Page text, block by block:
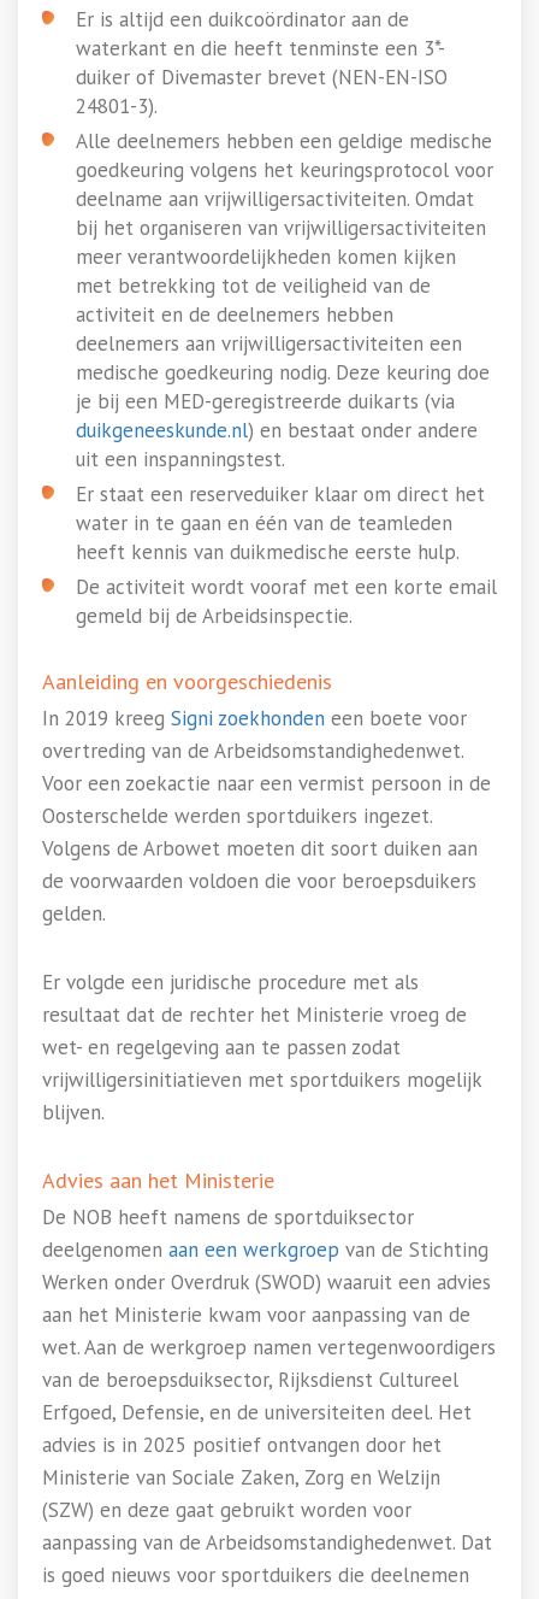
Er is altijd een duikcoördinator aan de
waterkant en die heeft tenminste een 3*-
duiker of Divemaster brevet (NEN-EN-ISO
24801-3).
Alle deelnemers hebben een geldige medische
goedkeuring volgens het keuringsprotocol voor
deelname aan vrijwilligersactiviteiten. Omdat
bij het organiseren van vrijwilligersactiviteiten
meer verantwoordelijkheden komen kijken
met betrekking tot de veiligheid van de
activiteit en de deelnemers hebben
deelnemers aan vrijwilligersactiviteiten een
medische goedkeuring nodig. Deze keuring doe
je bij een MED-geregistreerde duikarts (via
duikgeneeskunde.nl) en bestaat onder andere
uit een inspanningstest.
Er staat een reserveduiker klaar om direct het
water in te gaan en één van de teamleden
heeft kennis van duikmedische eerste hulp.
De activiteit wordt vooraf met een korte email
gemeld bij de Arbeidsinspectie.
Aanleiding en voorgeschiedenis
In 2019 kreeg Signi zoekhonden een boete voor
overtreding van de Arbeidsomstandighedenwet.
Voor een zoekactie naar een vermist persoon in de
Oosterschelde werden sportduikers ingezet.
Volgens de Arbowet moeten dit soort duiken aan
de voorwaarden voldoen die voor beroepsduikers
gelden.
Er volgde een juridische procedure met als
resultaat dat de rechter het Ministerie vroeg de
wet- en regelgeving aan te passen zodat
vrijwilligersinitiatieven met sportduikers mogelijk
blijven.
Advies aan het Ministerie
De NOB heeft namens de sportduiksector
deelgenomen aan een werkgroep van de Stichting
Werken onder Overdruk (SWOD) waaruit een advies
aan het Ministerie kwam voor aanpassing van de
wet. Aan de werkgroep namen vertegenwoordigers
van de beroepsduiksector, Rijksdienst Cultureel
Erfgoed, Defensie, en de universiteiten deel. Het
advies is in 2025 positief ontvangen door het
Ministerie van Sociale Zaken, Zorg en Welzijn
(SZW) en deze gaat gebruikt worden voor
aanpassing van de Arbeidsomstandighedenwet. Dat
is goed nieuws voor sportduikers die deelnemen